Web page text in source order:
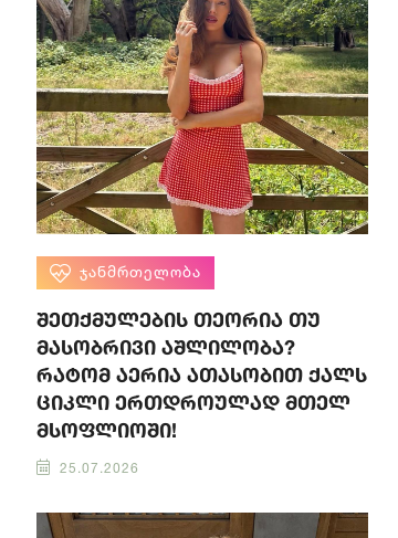
ᲯᲐᲜᲛᲠᲗᲔᲚᲝᲑᲐ
შეთქმულების თეორია თუ
მასობრივი აშლილობა?
რატომ აერია ათასობით ქალს
ციკლი ერთდროულად მთელ
მსოფლიოში!
25.07.2026